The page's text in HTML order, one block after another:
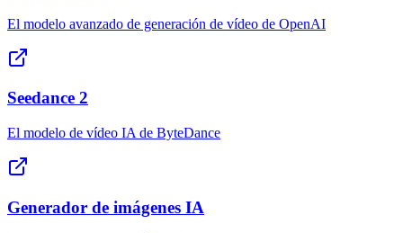
El modelo avanzado de generación de vídeo de OpenAI
Seedance 2
El modelo de vídeo IA de ByteDance
Generador de imágenes IA